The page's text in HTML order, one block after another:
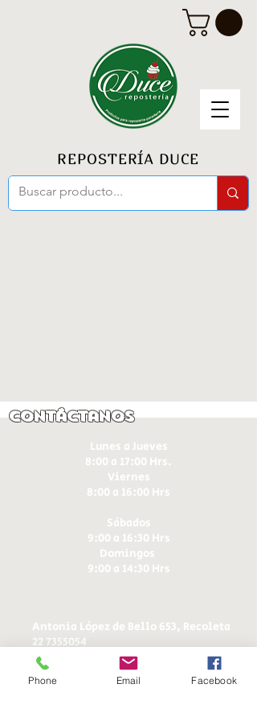
REPOSTERÍA DUCE
Contáctanos
Lunes a Jueves
8:00 a 17:00 Hrs.
Viernes
8:00 a 16:00 Hrs​
Sábados
9:00 a 16:30 Hrs
Domingos
9:00 a 14:30 Hrs
Antonia López de Bello 653, Recoleta
22 7355054
22 7375725
+56 9 75224598
ducereposteria@gmail.com
Phone Email Facebook